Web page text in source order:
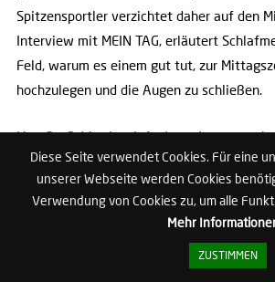
Diese Seite verwendet Cookies. Für eine
unserer Webseite werden Cookies
Verwendung von Cookies zu, um alle
Mehr
ZUSTIMMEN
Spitzensportler verzichtet daher auf den
Interview mit MEIN TAG, erläutert
Feld, warum es einem gut tut, zur
hochzulegen und die Augen zu schließen.
Herr Dr. Feld,wir telefonieren jetzt gerade
miteinander. Sollten wir stattdessen nicht
Nickerchen halten?
Studien gezeigt, dass so ein Power-Nap